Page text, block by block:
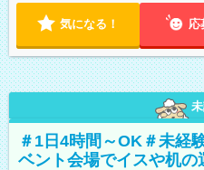
気になる！ 応
＃1日4時間～OK＃未経
ベント会場でイスや机の